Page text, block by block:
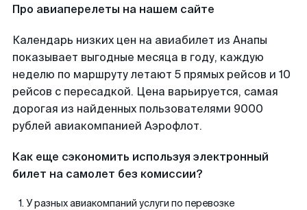
Про авиаперелеты на нашем сайте
Календарь низких цен на авиабилет из Анапы
показывает выгодные месяца в году, каждую
неделю по маршруту летают 5 прямых рейсов и 10
рейсов с пересадкой. Цена варьируется, самая
дорогая из найденных пользователями 9000
рублей авиакомпанией Аэрофлот.
Как еще сэкономить используя электронный
билет на самолет без комиссии?
У разных авиакомпаний услуги по перевозке